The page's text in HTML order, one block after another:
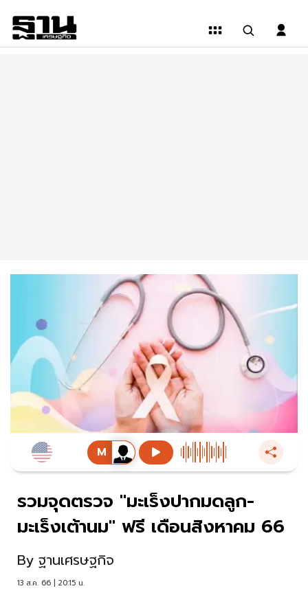
รวมจุดตรวจ "มะเร็งปากมดลูก-
มะเร็งเต้านม" ฟรี เดือนสิงหาคม 66
By ฐานเศรษฐกิจ
13 ส.ค. 66 | 20:15 น.